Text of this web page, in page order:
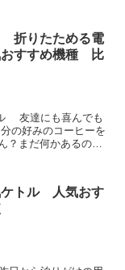
折りたためる電
すすめ機種 比
好みのコーヒーを
ケトル 人気おす